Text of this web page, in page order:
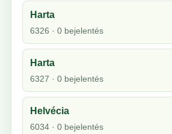
Harta
6326 · 0 bejelentés
Harta
6327 · 0 bejelentés
Helvécia
6034 · 0 bejelentés